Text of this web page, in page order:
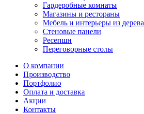
Гардеробные комнаты
Магазины и рестораны
Мебель и интерьеры из дерева
Стеновые панели
Ресепшн
Переговорные столы
О компании
Производство
Портфолио
Оплата и доставка
Акции
Контакты